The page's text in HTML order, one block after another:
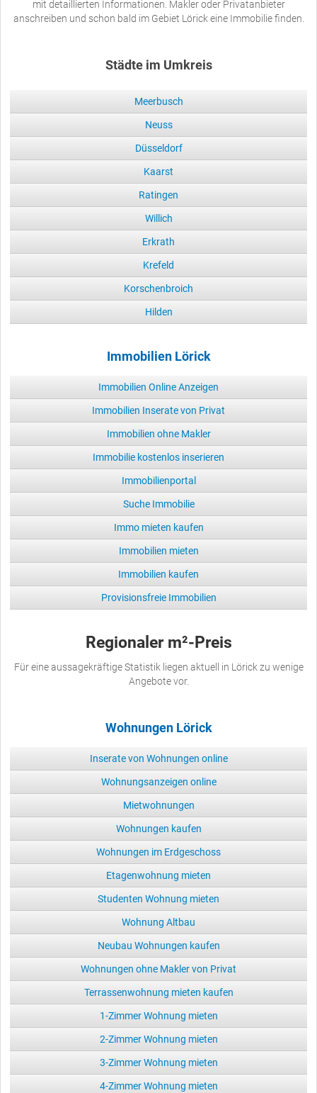
mit detaillierten Informationen. Makler oder Privatanbieter
anschreiben und schon bald im Gebiet Lörick eine Immobilie finden.
Städte im Umkreis
Meerbusch
Neuss
Düsseldorf
Kaarst
Ratingen
Willich
Erkrath
Krefeld
Korschenbroich
Hilden
Immobilien Lörick
Immobilien Online Anzeigen
Immobilien Inserate von Privat
Immobilien ohne Makler
Immobilie kostenlos inserieren
Immobilienportal
Suche Immobilie
Immo mieten kaufen
Immobilien mieten
Immobilien kaufen
Provisionsfreie Immobilien
Regionaler m²-Preis
Für eine aussagekräftige Statistik liegen aktuell in Lörick zu wenige
Angebote vor.
Wohnungen Lörick
Inserate von Wohnungen online
Wohnungsanzeigen online
Mietwohnungen
Wohnungen kaufen
Wohnungen im Erdgeschoss
Etagenwohnung mieten
Studenten Wohnung mieten
Wohnung Altbau
Neubau Wohnungen kaufen
Wohnungen ohne Makler von Privat
Terrassenwohnung mieten kaufen
1-Zimmer Wohnung mieten
2-Zimmer Wohnung mieten
3-Zimmer Wohnung mieten
4-Zimmer Wohnung mieten